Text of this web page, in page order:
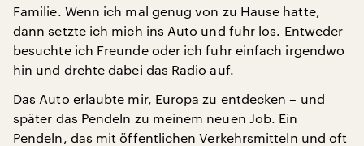
Familie. Wenn ich mal genug von zu Hause hatte,
dann setzte ich mich ins Auto und fuhr los. Entweder
besuchte ich Freunde oder ich fuhr einfach irgendwo
hin und drehte dabei das Radio auf.
Das Auto erlaubte mir, Europa zu entdecken – und
später das Pendeln zu meinem neuen Job. Ein
Pendeln, das mit öffentlichen Verkehrsmitteln und oft